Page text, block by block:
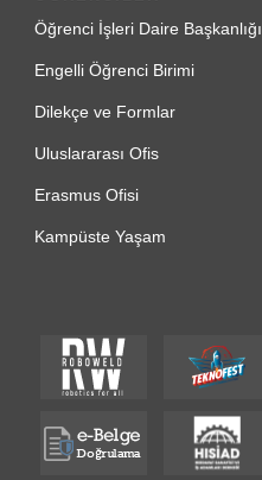
Öğrenci İşleri Daire Başkanlığı
Engelli Öğrenci Birimi
Dilekçe ve Formlar
Uluslararası Ofis
Erasmus Ofisi
Kampüste Yaşam